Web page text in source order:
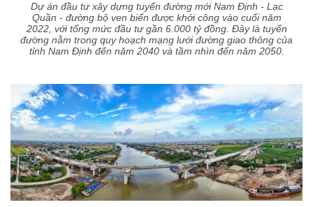
Dự án đầu tư xây dựng tuyến đường mới Nam Định - Lạc
Quần - đường bộ ven biển được khởi công vào cuối năm
2022, với tổng mức đầu tư gần 6.000 tỷ đồng. Đây là tuyến
đường nằm trong quy hoạch mạng lưới đường giao thông của
tỉnh Nam Định đến năm 2040 và tầm nhìn đến năm 2050.